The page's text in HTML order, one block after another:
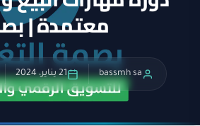
معتمدة |
bassmh sa 21 يناير، 2024